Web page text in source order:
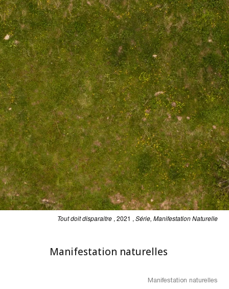
Tout doit disparaitre , 2021 , Série, Manifestation Naturelle
Manifestation naturelles
Manifestation naturelles